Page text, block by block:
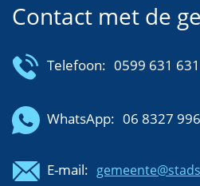
Contact met de
Telefoon: 0599 631 631
WhatsApp: 06 8327
E-mail: